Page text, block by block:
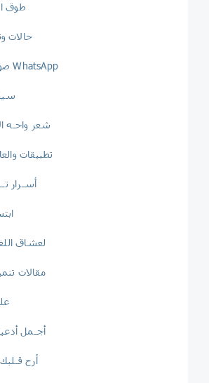
طوق
حالات
صور وحالات WhatsApp
::شعر واحـه
تطبيقات
أسـرار
لعشاق
مقالات
أجـمل
أرح